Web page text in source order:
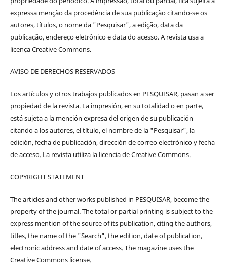
expressa menção da procedência de sua publicação citando-se os
autores, títulos, o nome da "Pesquisar", a edição, data da
publicação, endereço eletrônico e data do acesso. A revista usa a
licença Creative Commons.
AVISO DE DERECHOS RESERVADOS
Los artículos y otros trabajos publicados en PESQUISAR, pasan a ser
propiedad de la revista. La impresión, en su totalidad o en parte,
está sujeta a la mención expresa del origen de su publicación
citando a los autores, el título, el nombre de la "Pesquisar", la
edición, fecha de publicación, dirección de correo electrónico y fecha
de acceso. La revista utiliza la licencia de Creative Commons.
COPYRIGHT STATEMENT
The articles and other works published in PESQUISAR, become the
property of the journal. The total or partial printing is subject to the
express mention of the source of its publication, citing the authors,
titles, the name of the "Search", the edition, date of publication,
electronic address and date of access. The magazine uses the
Creative Commons license.